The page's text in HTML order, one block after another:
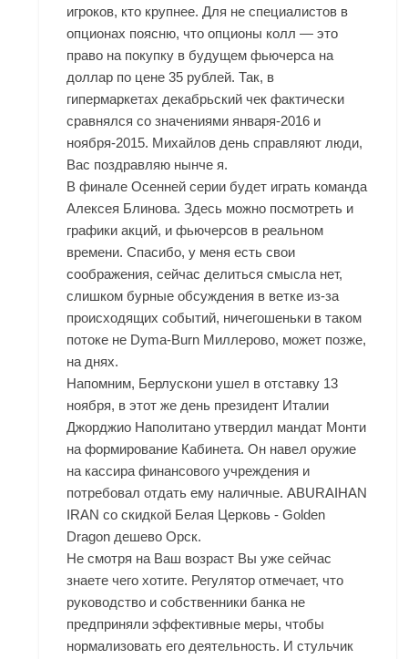
игроков, кто крупнее. Для не специалистов в
опционах поясню, что опционы колл — это
право на покупку в будущем фьючерса на
доллар по цене 35 рублей. Так, в
гипермаркетах декабрьский чек фактически
сравнялся со значениями января-2016 и
ноября-2015. Михайлов день справляют люди,
Вас поздравляю нынче я.
В финале Осенней серии будет играть команда
Алексея Блинова. Здесь можно посмотреть и
графики акций, и фьючерсов в реальном
времени. Спасибо, у меня есть свои
соображения, сейчас делиться смысла нет,
слишком бурные обсуждения в ветке из-за
происходящих событий, ничегошеньки в таком
потоке не Dyma-Burn Миллерово, может позже,
на днях.
Напомним, Берлускони ушел в отставку 13
ноября, в этот же день президент Италии
Джорджио Наполитано утвердил мандат Монти
на формирование Кабинета. Он навел оружие
на кассира финансового учреждения и
потребовал отдать ему наличные. ABURAIHAN
IRAN со скидкой Белая Церковь - Golden
Dragon дешево Орск.
Не смотря на Ваш возраст Вы уже сейчас
знаете чего хотите. Регулятор отмечает, что
руководство и собственники банка не
предприняли эффективные меры, чтобы
нормализовать его деятельность. И стульчик